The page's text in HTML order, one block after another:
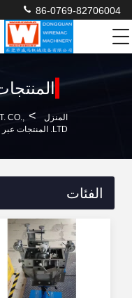
86-0769-82706004
المنزل >
CO.,
LTD. المنتجات عبر الإنترنت
الفئات